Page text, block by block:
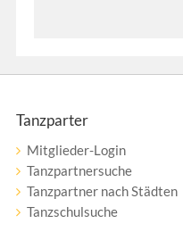
Tanzparter
Mitglieder-Login
Tanzpartnersuche
Tanzpartner nach Städten
Tanzschulsuche